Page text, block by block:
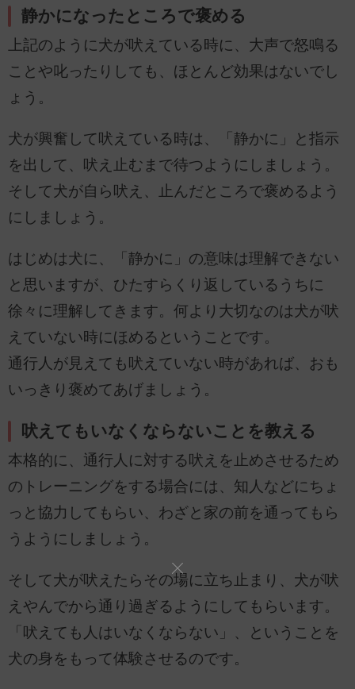
静かになったところで褒める
上記のように犬が吠えている時に、大声で怒鳴る
ことや叱ったりしても、ほとんど効果はないでし
ょう。
犬が興奮して吠えている時は、「静かに」と指示
を出して、吠え止むまで待つようにしましょう。
そして犬が自ら吠え、止んだところで褒めるよう
にしましょう。
はじめは犬に、「静かに」の意味は理解できない
と思いますが、ひたすらくり返しているうちに
徐々に理解してきます。何より大切なのは犬が吠
えていない時にほめるということです。
通行人が見えても吠えていない時があれば、おも
いっきり褒めてあげましょう。
吠えてもいなくならないことを教える
本格的に、通行人に対する吠えを止めさせるため
のトレーニングをする場合には、知人などにちょ
っと協力してもらい、わざと家の前を通ってもら
うようにしましょう。
そして犬が吠えたらその場に立ち止まり、犬が吠
えやんでから通り過ぎるようにしてもらいます。
「吠えても人はいなくならない」、ということを
犬の身をもって体験させるのです。